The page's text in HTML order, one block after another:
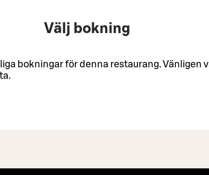
Välj bokning
bokningar för denna restaurang. Vänligen